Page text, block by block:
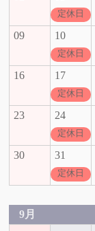
定休日
09 10
定休日
16 17
定休日
23 24
定休日
30 31
定休日
9月